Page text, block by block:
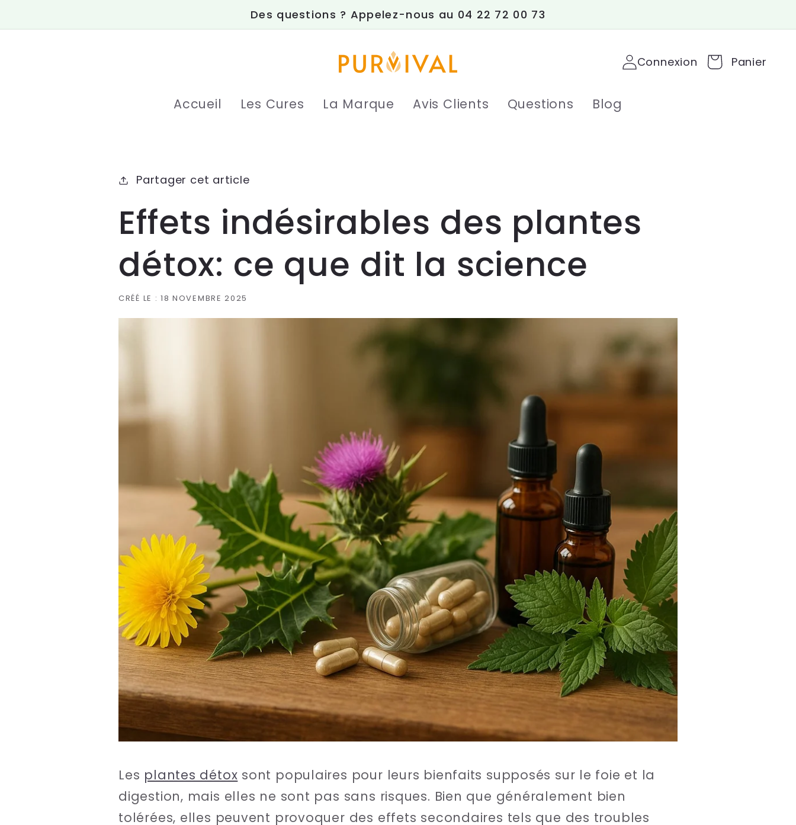
au
Des questions ? Appelez-nous au 04 22 72 00 73
Accueil Les Cures La Marque Avis Clients Questions Blog
Connexion Panier
Partager cet article
Effets indésirables des plantes
détox: ce que dit la science
CRÉÉ LE : 18 NOVEMBRE 2025
Les plantes détox sont populaires pour leurs bienfaits supposés sur le foie et la
digestion, mais elles ne sont pas sans risques. Bien que généralement bien
tolérées, elles peuvent provoquer des effets secondaires tels que des troubles